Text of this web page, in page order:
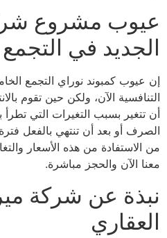
عيوب مشروع
الجديد في
إن عيوب كمبوند نوراي التجمع
التنافسية الآن، ولكن حين تقوم
أن تتغير بسبب التغيرات التي
الصرف أو بعد أن تنتهي بالفعل
من الاستفادة من هذه الأسعار
معنا الآن والحجز مباشرة.
نبذة عن شركة
العقاري